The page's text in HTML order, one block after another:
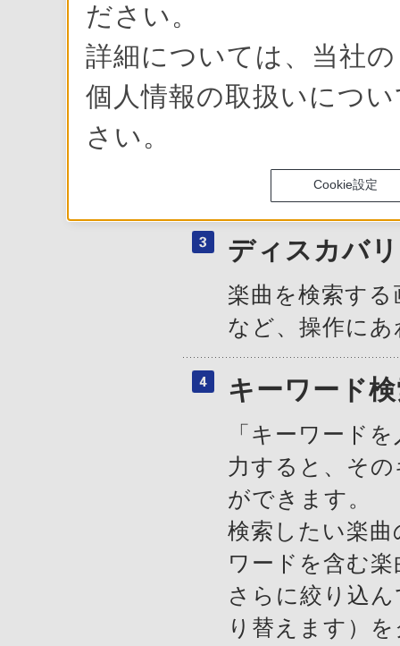
メニューバー
「SonicStage
楽曲再生時の
ディスカバ
楽曲を検索す
など、操作に
キーワード
「キーワード
力すると、そ
ができます。
検索したい楽
ワードを含む
さらに絞り込
り替えます）
ださい。
詳細については、当社
個人情報の取扱いにつ
さい。
Cookie設定